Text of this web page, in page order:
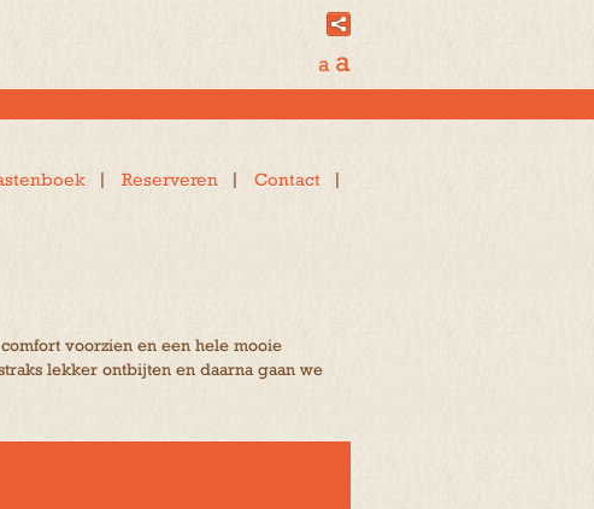
a a
Reserveren Contact
voorzien en een hele mooie
lekker ontbijten en daarna gaan we